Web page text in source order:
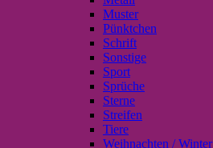
Muster
Pünktchen
Schrift
Sonstige
Sport
Sprüche
Sterne
Streifen
Tiere
Weihnachten / Winter